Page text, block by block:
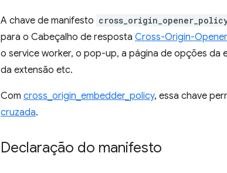
A chave de manifesto
para o Cabeçalho de resposta Cross-Origin-
o service worker, o pop-up, a página de opções da
da extensão etc.
Com cross_origin_embedder_policy, essa chave
cruzada.
Declaração do manifesto